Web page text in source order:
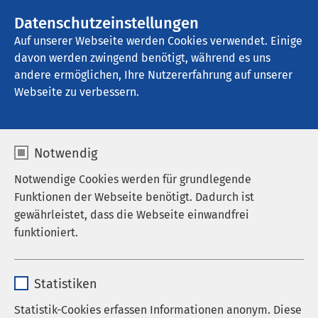
Datenschutzeinstellungen
Auf unserer Webseite werden Cookies verwendet. Einige
davon werden zwingend benötigt, während es uns
andere ermöglichen, Ihre Nutzererfahrung auf unserer
Webseite zu verbessern.
Notwendig
Notwendige Cookies werden für grundlegende
Funktionen der Webseite benötigt. Dadurch ist
gewährleistet, dass die Webseite einwandfrei
funktioniert.
Anbieter sgalinski
Statistiken
Statistik-Cookies erfassen Informationen anonym. Diese
Klinik für Geriatrie Ratzeburg
Weihnachtliche
Stimmung mit Moor4Fun
im AMEOS Senioren
Wohnsitz Ratzeburg
14.12.2025|